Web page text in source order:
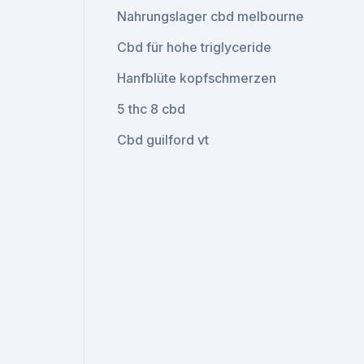
Nahrungslager cbd melbourne
Cbd für hohe triglyceride
Hanfblüte kopfschmerzen
5 thc 8 cbd
Cbd guilford vt